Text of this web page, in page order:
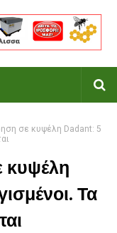
σε κυψέλη Dadant: 5
κυψέλη
Τα